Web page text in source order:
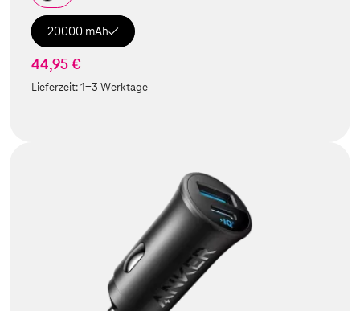
20000 mAh
44,95 €
Lieferzeit:1-3 Werktage